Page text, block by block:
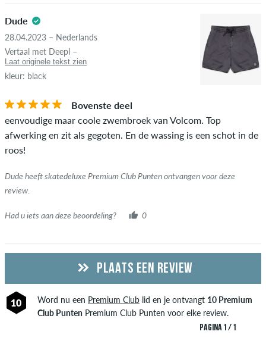
Dude
28.04.2023 – Nederlands
Vertaal met Deepl –
Laat originele tekst zien
kleur: black
Bovenste deel
eenvoudige maar coole zwembroek van Volcom. Top
afwerking en zit als gegoten. En de wassing is een schot in de
roos!
Dude heeft skatedeluxe Premium Club Punten ontvangen voor deze
review.
Had u iets aan deze beoordeling? 0
PAGINA 1 / 1
PLAATS EEN REVIEW
10 Word nu een Premium Clublid en je ontvangt 10 Premium
Club PuntenPremium Club Punten voor elke review.